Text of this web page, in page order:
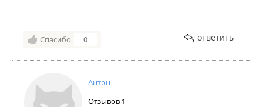
Спасибо 0 ответить
Антон
Отзывов 1